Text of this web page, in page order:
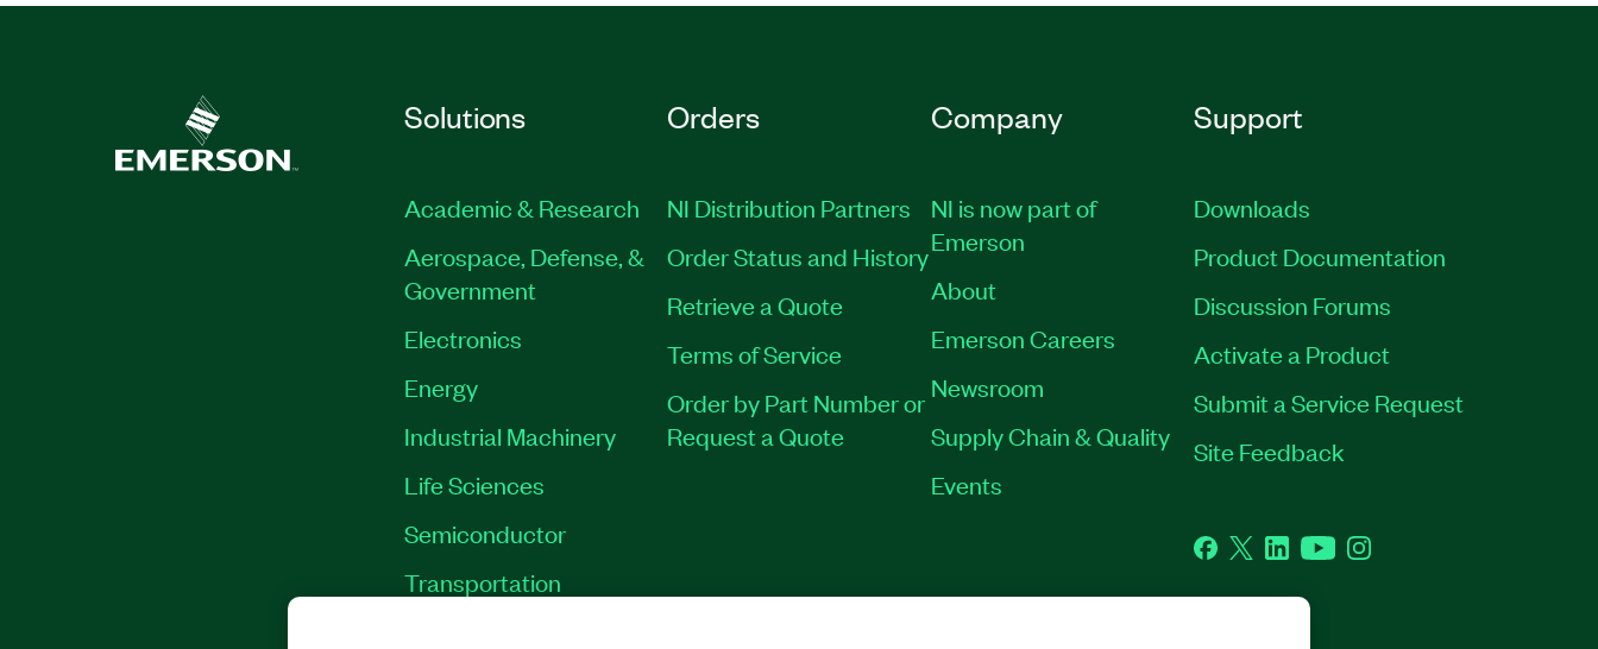
Solutions
Academic & Research
Aerospace, Defense, &
Government
Electronics
Energy
Industrial Machinery
Life Sciences
Semiconductor
Transportation
Orders
NI Distribution Partners
Order Status and History
Retrieve a Quote
Terms of Service
Order by Part Number or
Request a Quote
Company
NI is now part of
Emerson
About
Emerson Careers
Newsroom
Supply Chain & Quality
Events
Support
Downloads
Product Documentation
Discussion Forums
Activate a Product
Submit a Service Request
Site Feedback
Facebook
TwitterLinkedInYouTubeInstagram